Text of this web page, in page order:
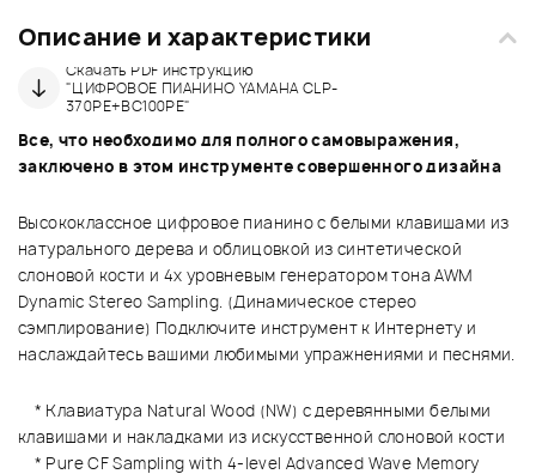
Описание и характеристики
Скачать PDF инструкцию
"ЦИФРОВОЕ ПИАНИНО YAMAHA CLP-
370PE+BC100PE"
Все, что необходимо для полного самовыражения,
заключено в этом инструменте совершенного дизайна
Высококлассное цифровое пианино с белыми клавишами из
натурального дерева и облицовкой из синтетической
слоновой кости и 4х уровневым генератором тона AWM
Dynamic Stereo Sampling. (Динамическое стерео
сэмплирование) Подключите инструмент к Интернету и
наслаждайтесь вашими любимыми упражнениями и песнями.
* Клавиатура Natural Wood (NW) с деревянными белыми
клавишами и накладками из искусственной слоновой кости
* Pure CF Sampling with 4-level Advanced Wave Memory